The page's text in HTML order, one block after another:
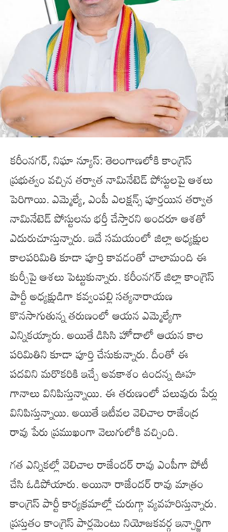
కరీంనగర్, నిఘా న్యూస్: తెలంగాణలోకి కాంగ్రెస్
ప్రభుత్వం వచ్చిన తర్వాత నామినేటెడ్ పోస్టులపై ఆశలు
పెరిగాయి. ఎమ్మెల్యే, ఎంపీ ఎలక్షన్స్ పూర్తయిన తర్వాత
నామినేటెడ్ పోస్టులను భర్తీ చేస్తారని అందరూ ఆశతో
ఎదురుచూస్తున్నారు. ఇదే సమయంలో జిల్లా అధ్యక్షుల
కాలపరిమితి కూడా పూర్తి కావడంతో చాలామంది ఈ
కుర్చీపై ఆశలు పెట్టుకున్నారు. కరీంనగర్ జిల్లా కాంగ్రెస్
పార్టీ అధ్యక్షుడిగా కవ్వంపల్లి సత్యనారాయణ
కొనసాగుతున్న తరుణంలో ఆయన ఎమ్మెల్యేగా
ఎన్నికయ్యారు. అయితే డిసిసి హోదాలో ఆయన కాల
పరిమితిని కూడా పూర్తి చేసుకున్నారు. దీంతో ఈ
పదవిని మరొకరికి ఇచ్చే అవకాశం ఉందన్న ఊహ
గానాలు వినిపిస్తున్నాయి. ఈ తరుణంలో పలువురు పేర్లు
వినిపిస్తున్నాయి. అయితే ఇటీవల వెలిచాల రాజేంద్ర
రావు పేరు ప్రముఖంగా వెలుగులోకి వచ్చింది.
గత ఎన్నికల్లో వెలిచాల రాజేందర్ రావు ఎంపీగా పోటీ
చేసి ఓడిపోయారు. అయినా రాజేందర్ రావు మాత్రం
కాంగ్రెస్ పార్టీ కార్యక్రమాల్లో చురుగ్గా వ్యవహరిస్తున్నారు.
ప్రస్తుతం కాంగ్రెస్ పార్లమెంటు నియోజకవర్గ ఇన్చార్జిగా